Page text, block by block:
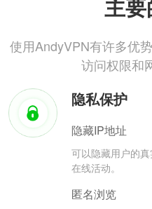
主
使用AndyVPN有许多优
访问权限和
隐私保护
隐藏IP地址
可以隐藏用户的
在线活动。
匿名浏览